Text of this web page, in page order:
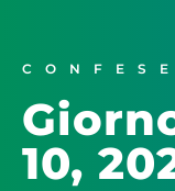
10,